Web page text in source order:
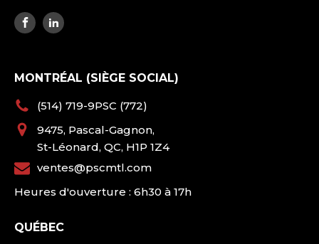
MONTRÉAL (SIÈGE SOCIAL)
(514) 719-9PSC (772)
9475, Pascal-Gagnon,
St-Léonard, QC, H1P 1Z4
ventes@pscmtl.com
Heures d'ouverture : 6h30 à 17h
QUÉBEC